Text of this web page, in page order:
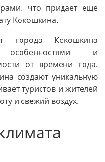
что придает еще
Кокошкина.
города Кокошкина
и
от времени года.
создают уникальную
туристов и жителей
и свежий воздух.